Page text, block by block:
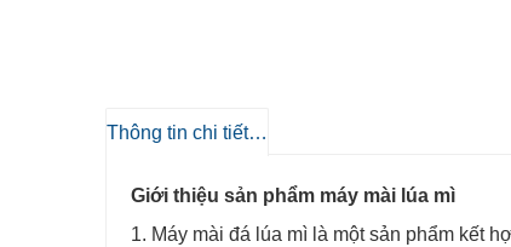
Thông tin chi tiết sản phẩm
Giới thiệu sản phẩm máy mài lúa mì
1. Máy mài đá lúa mì là một sản phẩm kết